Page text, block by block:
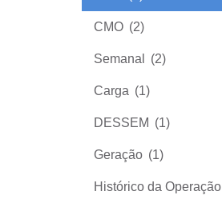
CMO (2)
Semanal (2)
Carga (1)
DESSEM (1)
Geração (1)
Histórico da Operação